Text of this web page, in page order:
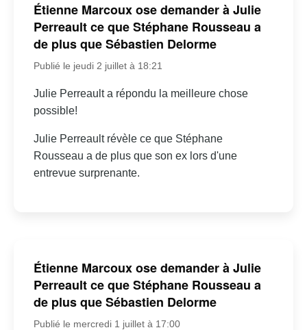
Étienne Marcoux ose demander à Julie
Perreault ce que Stéphane Rousseau a
de plus que Sébastien Delorme
Publié le jeudi 2 juillet à 18:21
Julie Perreault a répondu la meilleure chose
possible!
Julie Perreault révèle ce que Stéphane
Rousseau a de plus que son ex lors d'une
entrevue surprenante.
Étienne Marcoux ose demander à Julie
Perreault ce que Stéphane Rousseau a
de plus que Sébastien Delorme
Publié le mercredi 1 juillet à 17:00